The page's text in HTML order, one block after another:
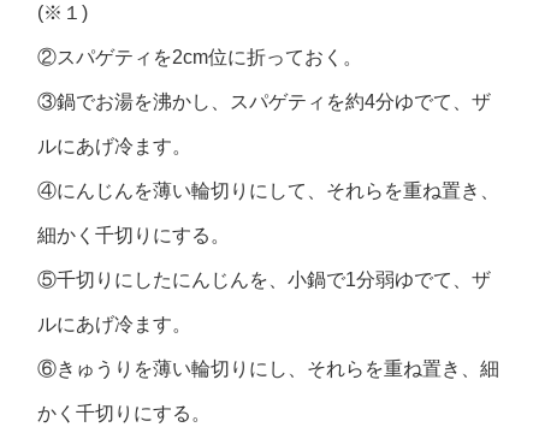
(※１)
②スパゲティを2cm位に折っておく。
③鍋でお湯を沸かし、スパゲティを約4分ゆでて、ザ
ルにあげ冷ます。
④にんじんを薄い輪切りにして、それらを重ね置き、
細かく千切りにする。
⑤千切りにしたにんじんを、小鍋で1分弱ゆでて、ザ
ルにあげ冷ます。
⑥きゅうりを薄い輪切りにし、それらを重ね置き、細
かく千切りにする。